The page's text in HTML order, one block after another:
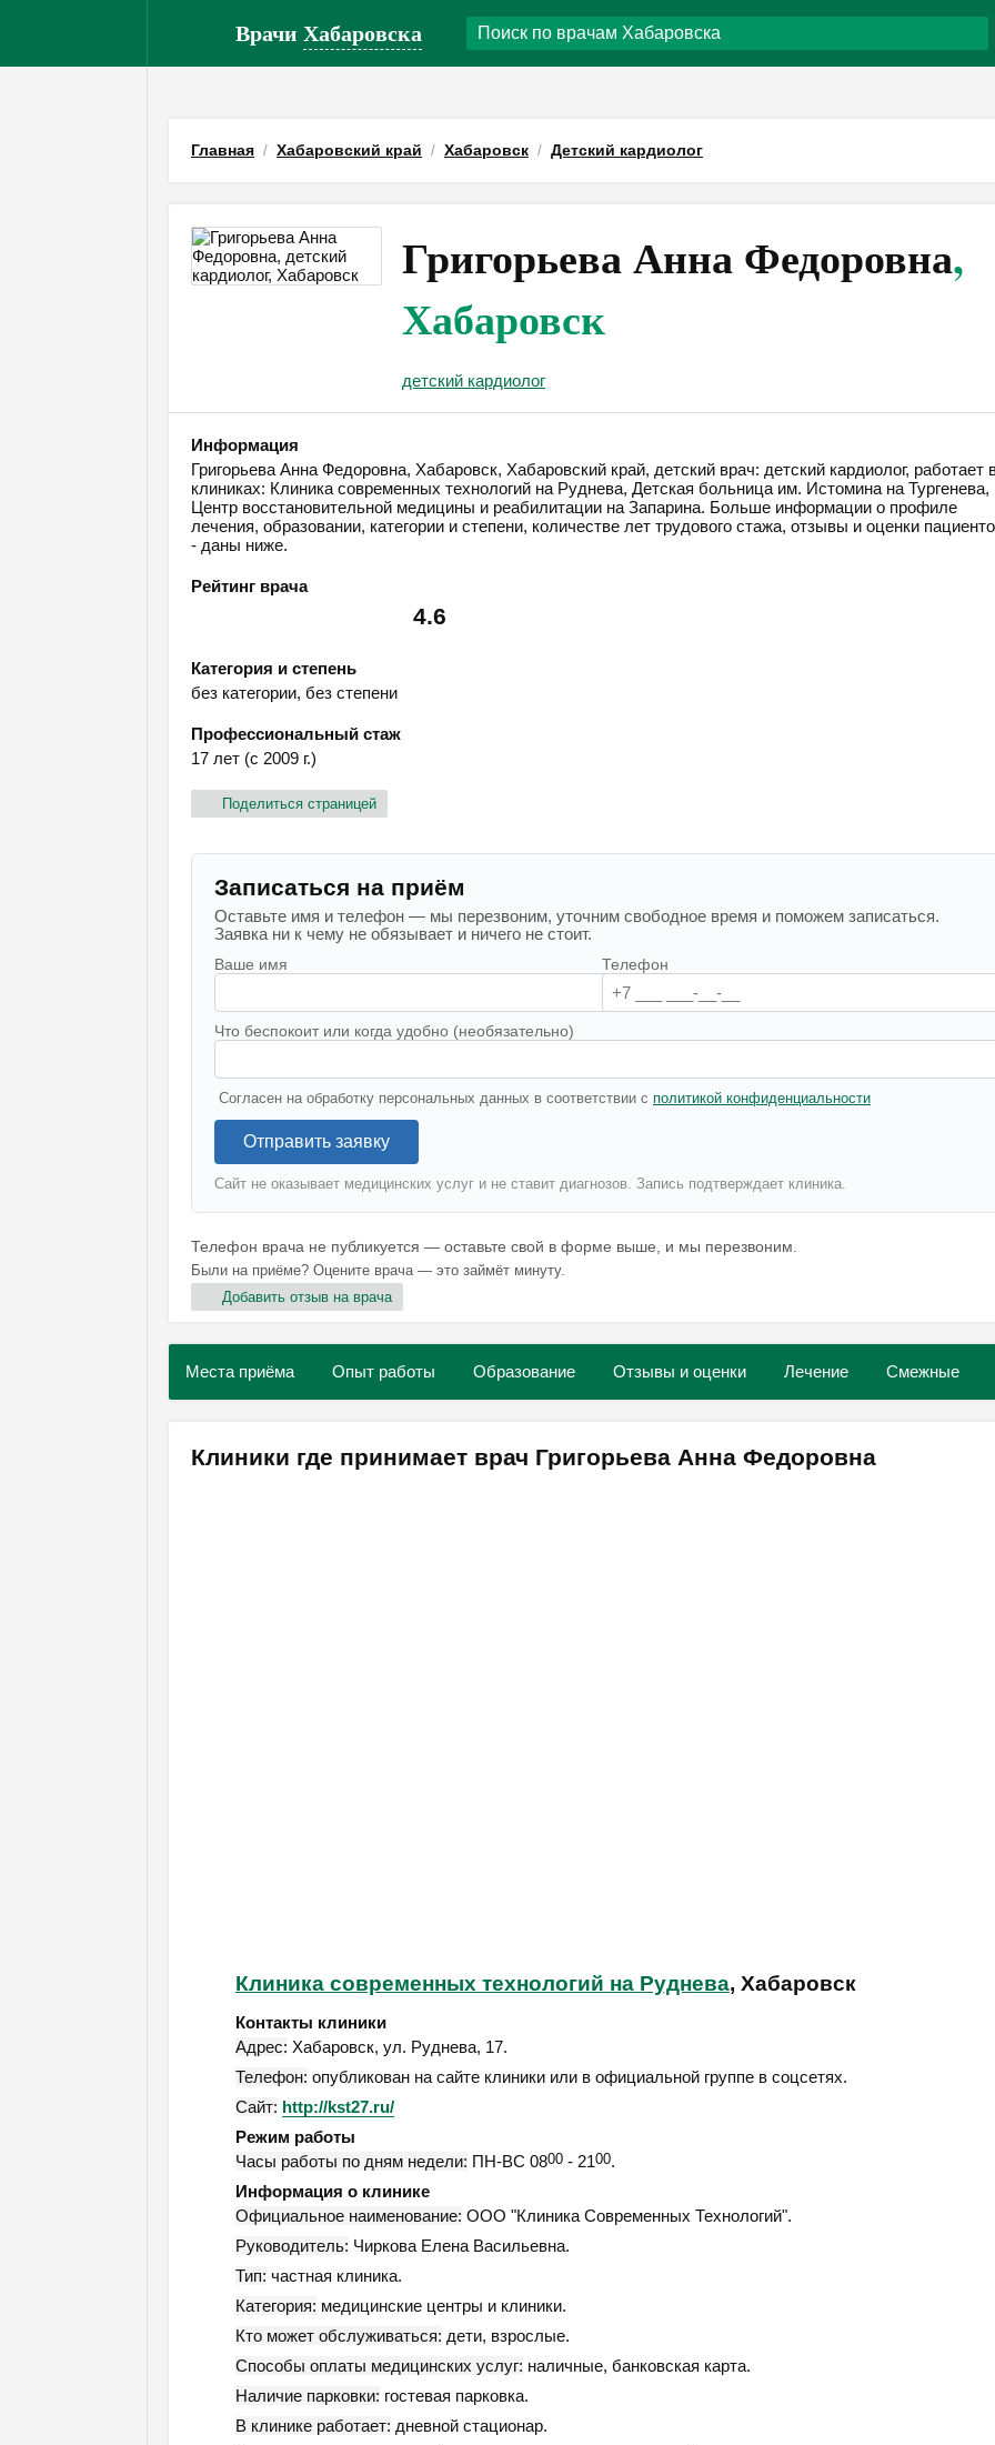
Врачи Хабаровска
Главная Хабаровский край Хабаровск Детский кардиолог
Григорьева Анна Федоровна,
Хабаровск
детский кардиолог
Информация
Григорьева Анна Федоровна, Хабаровск, Хабаровский край, детский врач: детский кардиолог, работает
клиниках: Клиника современных технологий на Руднева, Детская больница им. Истомина на Тургенева,
Центр восстановительной медицины и реабилитации на Запарина. Больше информации о профиле
лечения, образовании, категории и степени, количестве лет трудового стажа, отзывы и оценки
- даны ниже.
Рейтинг врача
4.6
Категория и степень
без категории, без степени
Профессиональный стаж
17 лет (с 2009 г.)
Поделиться страницей
Записаться на приём
Оставьте имя и телефон — мы перезвоним, уточним свободное время и поможем записаться.
Заявка ни к чему не обязывает и ничего не стоит.
Ваше имя Телефон
Что беспокоит или когда удобно (необязательно)
Согласен на обработку персональных данных в соответствии с политикой конфиденциальности
Отправить заявку
Сайт не оказывает медицинских услуг и не ставит диагнозов. Запись подтверждает клиника.
Телефон врача не публикуется — оставьте свой в форме выше, и мы перезвоним.
Были на приёме? Оцените врача — это займёт минуту.
Добавить отзыв на врача
Места приёма Опыт работы Образование Отзывы и оценки Лечение Смежные
Клиники где принимает врач Григорьева Анна Федоровна
Клиника современных технологий на Руднева, Хабаровск
Контакты клиники
Адрес: Хабаровск, ул. Руднева, 17.
Телефон: опубликован на сайте клиники или в официальной группе в соцсетях.
Сайт: http://kst27.ru/
Режим работы
Часы работы по дням недели: ПН-ВС 0800 - 2100.
Информация о клинике
Официальное наименование: ООО "Клиника Современных Технологий".
Руководитель: Чиркова Елена Васильевна.
Тип: частная клиника.
Категория: медицинские центры и клиники.
Кто может обслуживаться: дети, взрослые.
Способы оплаты медицинских услуг: наличные, банковская карта.
Наличие парковки: гостевая парковка.
В клинике работает: дневной стационар.